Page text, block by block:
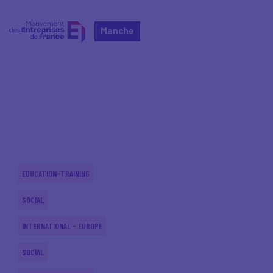
Manche
EDUCATION-TRAINING
SOCIAL
INTERNATIONAL - EUROPE
SOCIAL